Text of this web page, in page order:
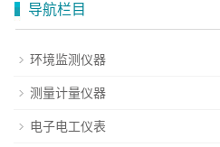
导航栏目
环境监测仪器
测量计量仪器
电子电工仪表